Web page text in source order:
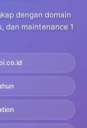
dengan domain
dan maintenance 1